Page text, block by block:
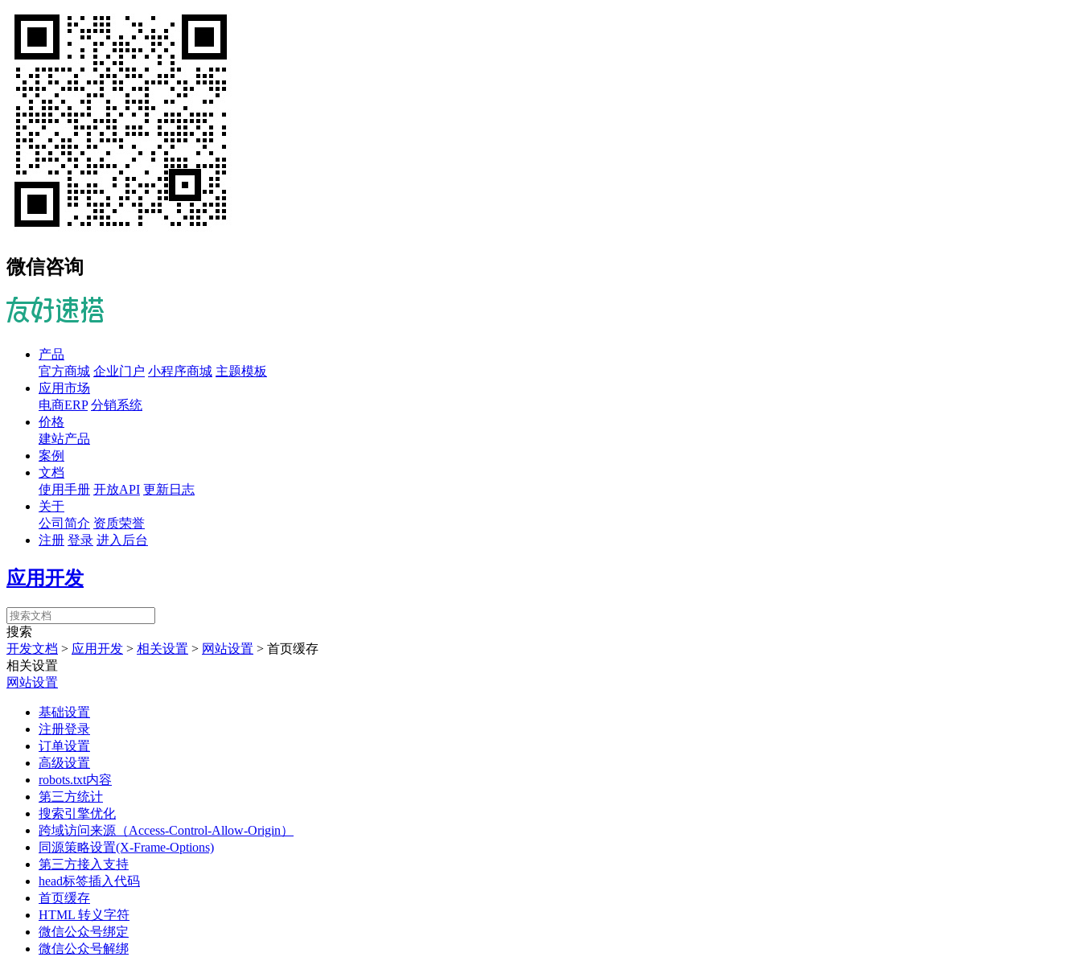
微信咨询
产品
官方商城 企业门户 小程序商城 主题模板
应用市场
电商ERP 分销系统
价格
建站产品
案例
文档
使用手册 开放API 更新日志
关于
公司简介 资质荣誉
注册 登录 进入后台
应用开发
搜索
开发文档 > 应用开发 > 相关设置 > 网站设置 > 首页缓存
相关设置
网站设置
基础设置
注册登录
订单设置
高级设置
robots.txt内容
第三方统计
搜索引擎优化
跨域访问来源（Access-Control-Allow-Origin）
同源策略设置(X-Frame-Options)
第三方接入支持
head标签插入代码
首页缓存
HTML 转义字符
微信公众号绑定
微信公众号解绑